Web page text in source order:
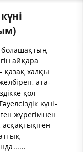
болашақтың
айқара
қазақ халқы
ата-
қол
күні-
жүрегімнен